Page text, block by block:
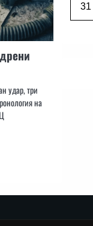
удар, три
на
31